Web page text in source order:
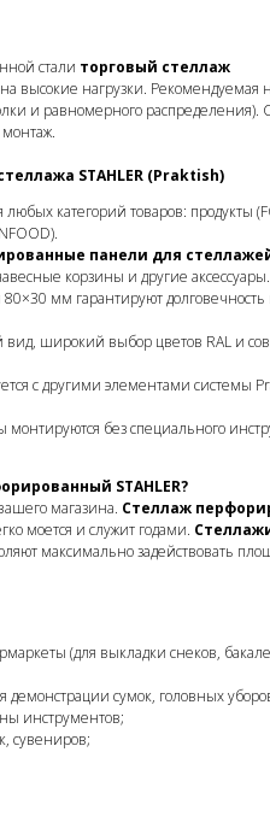
стали торговый стеллаж
на высокие нагрузки. Рекомендуемая
и равномерного распределения).
STAHLER (Praktish)
любых категорий товаров: продукты
панели для
корзины и другие аксессуары.
мм гарантируют долговечность
широкий выбор цветов RAL и
с другими элементами системы
монтируются без специального
STAHLER?
магазина. Стеллаж
моется и служит годами.
максимально задействовать
(для выкладки снеков,
демонстрации сумок, головных
инструментов;
сувениров;